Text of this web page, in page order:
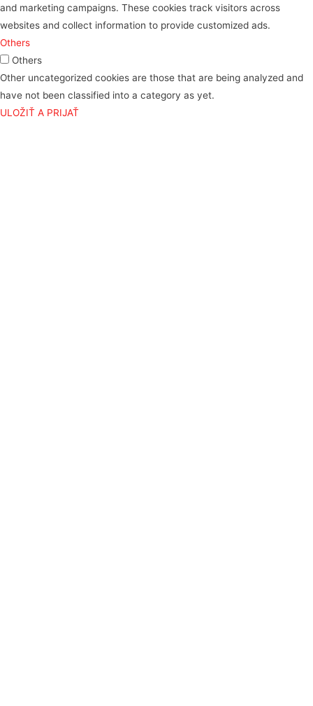
and marketing campaigns. These cookies track visitors across
websites and collect information to provide customized ads.
Others
Others
Other uncategorized cookies are those that are being analyzed and
have not been classified into a category as yet.
ULOŽIŤ A PRIJAŤ